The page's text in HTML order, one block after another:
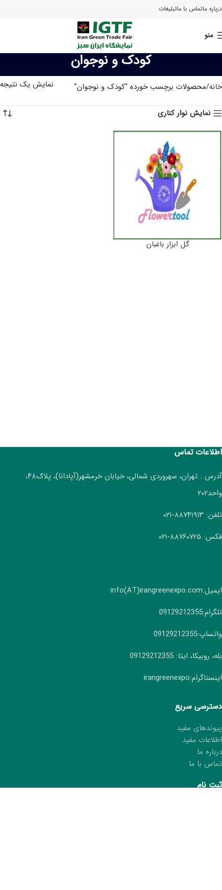
درباره ماتماس با ماتبلیغات
منو
کودک و نوجوان
خانه محصولات برچسب خورده “کودک و نوجوان” نمایش یک نتیجه
نمایش نوار کناری
گل ابزار باغبان
اطلاعات تماس
آدرس : تهران، سهروردی شمالی، خیابان خرمشهر(آپادانا)، پلاک۴۸،
واحد۲۰۲
تلفن: ۸۸۷۴۱۹۱۳-۰۲۱
فکس: ۸۸۷۶۰۷۲۵-۰۲۱
ایمیل:info(AT)irangreenexpo.com
تلگرام:09129212355
واتساپ:09129212355
بله، روبیکا، ایتا: 09129212355
اینستاگرام:irangreenexpo
دسترسی سریع
پیوندهای مفید
اطلاعات مفید
درباره ما
تماس با ما
ثبت نام